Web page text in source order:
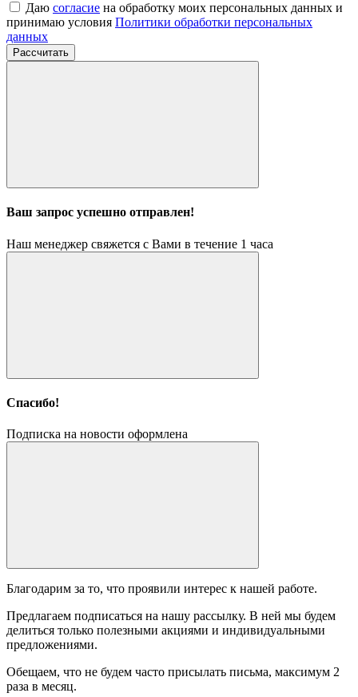
Даю согласие на обработку моих персональных данных и
принимаю условия Политики обработки персональных
данных
Рассчитать
Ваш запрос успешно отправлен!
Наш менеджер свяжется с Вами в течение 1 часа
Спасибо!
Подписка на новости оформлена
Благодарим за то, что проявили интерес к нашей работе.
Предлагаем подписаться на нашу рассылку. В ней мы будем
делиться только полезными акциями и индивидуальными
предложениями.
Обещаем, что не будем часто присылать письма, максимум 2
раза в месяц.